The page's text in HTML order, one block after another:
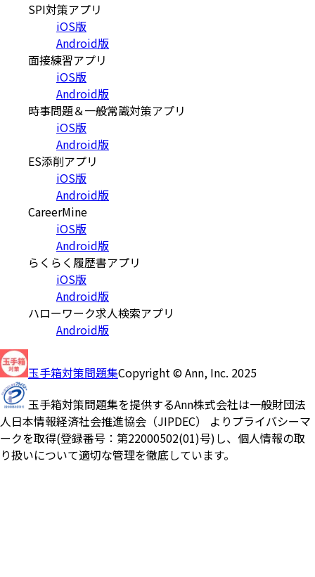
SPI対策アプリ
iOS版
Android版
面接練習アプリ
iOS版
Android版
時事問題＆一般常識対策アプリ
iOS版
Android版
ES添削アプリ
iOS版
Android版
CareerMine
iOS版
Android版
らくらく履歴書アプリ
iOS版
Android版
ハローワーク求人検索アプリ
Android版
玉手箱対策問題集Copyright © Ann, Inc. 2025
玉手箱対策問題集を提供するAnn株式会社は一般財団法
人日本情報経済社会推進協会（JIPDEC） よりプライバシーマ
ークを取得(登録番号：第22000502(01)号)し、個人情報の取
り扱いについて適切な管理を徹底しています。